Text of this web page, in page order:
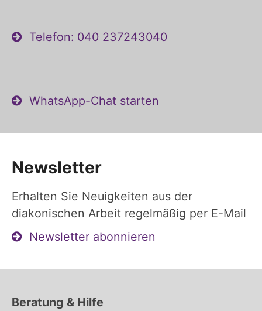
Telefon: 040 237243040
WhatsApp-Chat starten
Newsletter
Erhalten Sie Neuigkeiten aus der
diakonischen Arbeit regelmäßig per E-Mail
Newsletter abonnieren
Beratung & Hilfe